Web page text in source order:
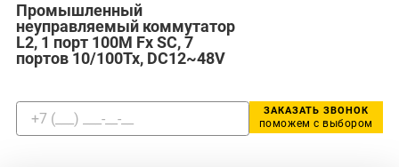
Промышленный
неуправляемый коммутатор
L2, 1 порт 100M Fx SC, 7
портов 10/100Tx, DC12~48V
ЗАКАЗАТЬ ЗВОНОК
поможем с выбором